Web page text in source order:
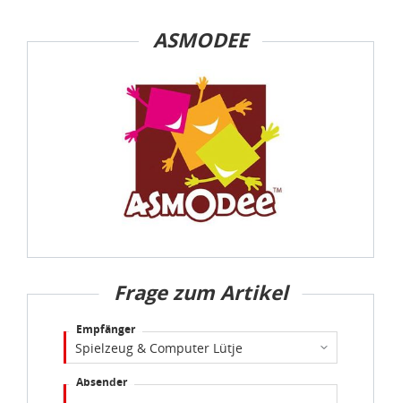
DatenschutzbestimmungenundImpressum
ASMODEE
Frage zum Artikel
Empfänger
Absender